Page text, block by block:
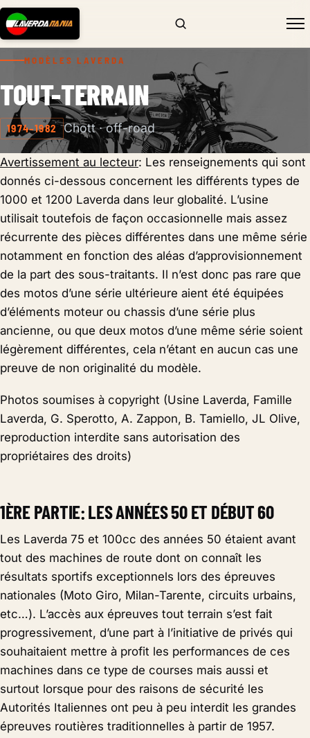
MODÈLES LAVERDA
TOUT-TERRAIN
1974–1982 Chott · off-road
Avertissement au lecteur: Les renseignements qui sont
donnés ci-dessous concernent les différents types de
1000 et 1200 Laverda dans leur globalité. L’usine
utilisait toutefois de façon occasionnelle mais assez
récurrente des pièces différentes dans une même série
notamment en fonction des aléas d’approvisionnement
de la part des sous-traitants. Il n’est donc pas rare que
des motos d’une série ultérieure aient été équipées
d’éléments moteur ou chassis d’une série plus
ancienne, ou que deux motos d’une même série soient
légèrement différentes, cela n’étant en aucun cas une
preuve de non originalité du modèle.
Photos soumises à copyright (Usine Laverda, Famille
Laverda, G. Sperotto, A. Zappon, B. Tamiello, JL Olive,
reproduction interdite sans autorisation des
propriétaires des droits)
1ÈRE PARTIE: LES ANNÉES 50 ET DÉBUT 60
Les Laverda 75 et 100cc des années 50 étaient avant
tout des machines de route dont on connaît les
résultats sportifs exceptionnels lors des épreuves
nationales (Moto Giro, Milan-Tarente, circuits urbains,
etc…). L’accès aux épreuves tout terrain s’est fait
progressivement, d’une part à l’initiative de privés qui
souhaitaient mettre à profit les performances de ces
machines dans ce type de courses mais aussi et
surtout lorsque pour des raisons de sécurité les
Autorités Italiennes ont peu à peu interdit les grandes
épreuves routières traditionnelles à partir de 1957.